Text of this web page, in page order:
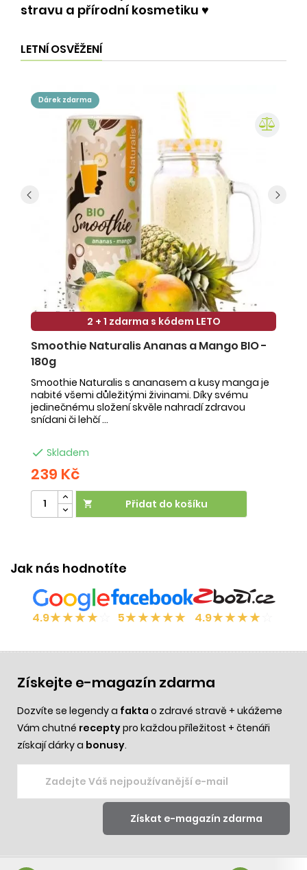
stravu a přírodní kosmetiku ♥️
LETNÍ OSVĚŽENÍ
dárek zdarma
2 + 1 zdarma s kódem LETO
Smoothie Naturalis Ananas a Mango BIO -
180g
Smoothie Naturalis s ananasem a kusy manga je
nabité všemi důležitými živinami. Díky svému
jedinečnému složení skvěle nahradí zdravou
snídani či lehčí ...
 Skladem
239 Kč
 Přidat do košíku
Jak nás hodnotíte
4.9★★★★ 5★★★★★ 4.9★★★★
Získejte e-magazín zdarma
Dozvíte se legendy a fakta o zdravé stravě + ukážeme
Vám chutné receptypro každou příležitost + čtenáři
získají dárky a bonusy.